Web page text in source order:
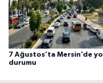
7 Ağustos’ta Mersin’de yol
durumu